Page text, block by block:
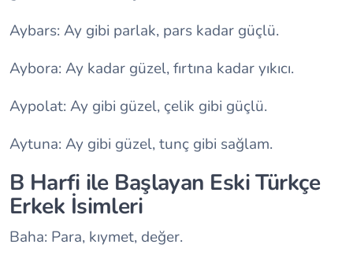
Aybars: Ay gibi parlak, pars kadar güçlü.
Aybora: Ay kadar güzel, fırtına kadar yıkıcı.
Aypolat: Ay gibi güzel, çelik gibi güçlü.
Aytuna: Ay gibi güzel, tunç gibi sağlam.
B Harfi ile Başlayan Eski Türkçe
Erkek İsimleri
Baha: Para, kıymet, değer.